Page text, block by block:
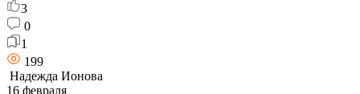
3
0
1
199
Надежда Ионова
16 февраля